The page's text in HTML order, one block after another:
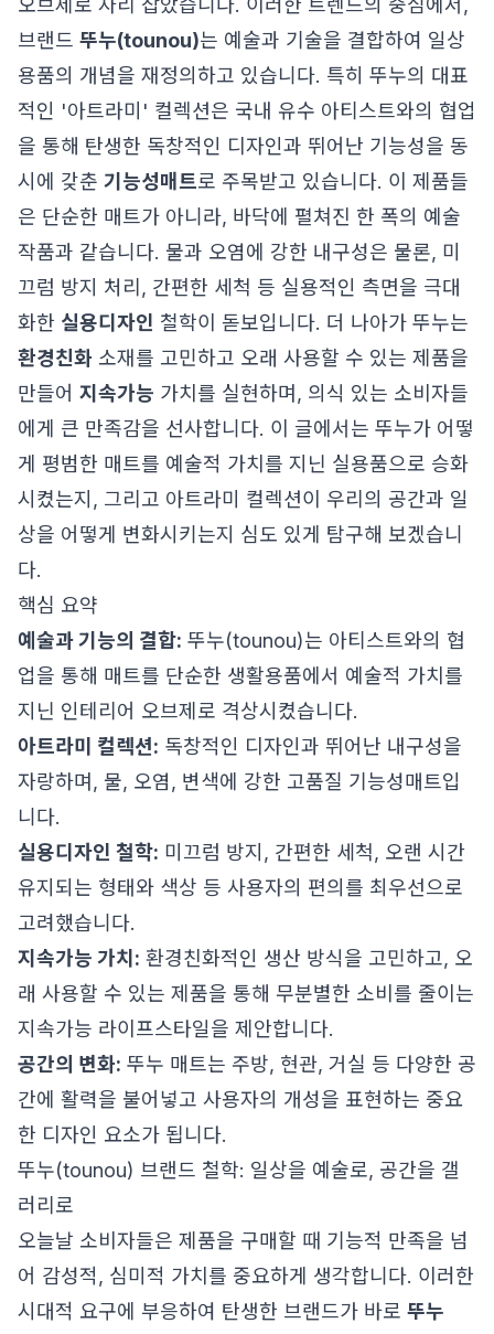
오브제로 자리 잡았습니다. 이러한 트렌드의 중심에서,
브랜드 뚜누(tounou)는 예술과 기술을 결합하여 일상
용품의 개념을 재정의하고 있습니다. 특히 뚜누의 대표
적인 '아트라미' 컬렉션은 국내 유수 아티스트와의 협업
을 통해 탄생한 독창적인 디자인과 뛰어난 기능성을 동
시에 갖춘 기능성매트로 주목받고 있습니다. 이 제품들
은 단순한 매트가 아니라, 바닥에 펼쳐진 한 폭의 예술
작품과 같습니다. 물과 오염에 강한 내구성은 물론, 미
끄럼 방지 처리, 간편한 세척 등 실용적인 측면을 극대
화한 실용디자인 철학이 돋보입니다. 더 나아가 뚜누는
환경친화 소재를 고민하고 오래 사용할 수 있는 제품을
만들어 지속가능 가치를 실현하며, 의식 있는 소비자들
에게 큰 만족감을 선사합니다. 이 글에서는 뚜누가 어떻
게 평범한 매트를 예술적 가치를 지닌 실용품으로 승화
시켰는지, 그리고 아트라미 컬렉션이 우리의 공간과 일
상을 어떻게 변화시키는지 심도 있게 탐구해 보겠습니
다.
핵심 요약
예술과 기능의 결합: 뚜누(tounou)는 아티스트와의 협
업을 통해 매트를 단순한 생활용품에서 예술적 가치를
지닌 인테리어 오브제로 격상시켰습니다.
아트라미 컬렉션: 독창적인 디자인과 뛰어난 내구성을
자랑하며, 물, 오염, 변색에 강한 고품질 기능성매트입
니다.
실용디자인 철학: 미끄럼 방지, 간편한 세척, 오랜 시간
유지되는 형태와 색상 등 사용자의 편의를 최우선으로
고려했습니다.
지속가능 가치: 환경친화적인 생산 방식을 고민하고, 오
래 사용할 수 있는 제품을 통해 무분별한 소비를 줄이는
지속가능 라이프스타일을 제안합니다.
공간의 변화: 뚜누 매트는 주방, 현관, 거실 등 다양한 공
간에 활력을 불어넣고 사용자의 개성을 표현하는 중요
한 디자인 요소가 됩니다.
뚜누(tounou) 브랜드 철학: 일상을 예술로, 공간을 갤
러리로
오늘날 소비자들은 제품을 구매할 때 기능적 만족을 넘
어 감성적, 심미적 가치를 중요하게 생각합니다. 이러한
시대적 요구에 부응하여 탄생한 브랜드가 바로 뚜누